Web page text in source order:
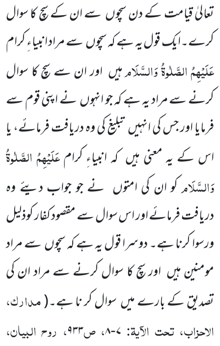
تعالیٰ قیامت کے دن سچوںسے ان کے سچ کا سوال
کرے۔ایک قول یہ ہے کہ سچوںسے مراد انبیاءِ کرام
عَلَیْہِمُ الصَّلٰوۃُ وَالسَّلَامہیں اور ان سے سچ کا سوال
کرنے سے مراد یہ ہے کہ جو انہوںنے اپنی قوم سے
فرمایا اور جس کی انہیں تبلیغ کی وہ دریافت فرمائے، یا
اس کے یہ معنی ہیں کہ انبیاءِ کرامعَلَیْہِمُ الصَّلٰوۃُ
وَالسَّلَامکو ان کی امتوں نے جو جواب دیئے وہ
دریافت فرمائے اور اس سوال سے مقصود کفار کوذلیل
ورسوا کرنا ہے۔ دوسرا قول یہ ہے کہ سچوںسے مراد
مومنین ہیں اور سچ کا سوال کرنے سے مراد ان کی
تصدیق کے بارے میںسوال کر نا ہے۔(مدارک،
الاحزاب، تحت الآیۃ: ۷-۸، ص۹۳۳، روح البیان،